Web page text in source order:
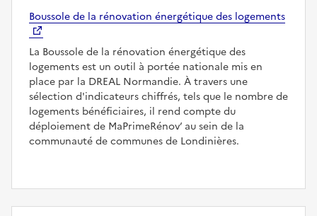
Boussole de la rénovation énergétique des logements
La Boussole de la rénovation énergétique des
logements est un outil à portée nationale mis en
place par la DREAL Normandie. À travers une
sélection d'indicateurs chiffrés, tels que le nombre de
logements bénéficiaires, il rend compte du
déploiement de MaPrimeRénov’ au sein de la
communauté de communes de Londinières.